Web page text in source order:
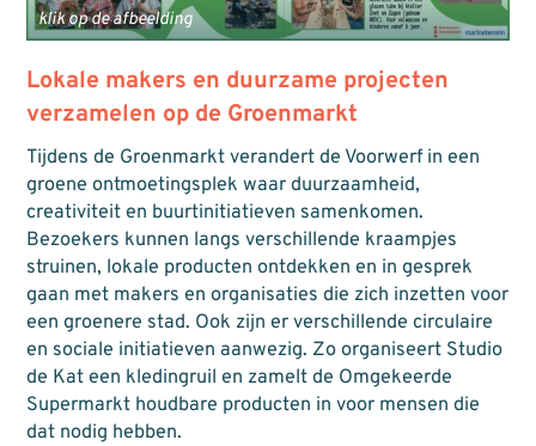
klik op de afbeelding
Lokale makers en duurzame projecten
verzamelen op de Groenmarkt
Tijdens de Groenmarkt verandert de Voorwerf in een
groene ontmoetingsplek waar duurzaamheid,
creativiteit en buurtinitiatieven samenkomen.
Bezoekers kunnen langs verschillende kraampjes
struinen, lokale producten ontdekken en in gesprek
gaan met makers en organisaties die zich inzetten voor
een groenere stad. Ook zijn er verschillende circulaire
en sociale initiatieven aanwezig. Zo organiseert Studio
de Kat een kledingruil en zamelt de Omgekeerde
Supermarkt houdbare producten in voor mensen die
dat nodig hebben.